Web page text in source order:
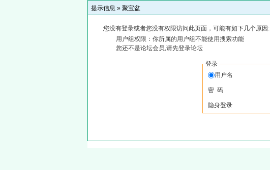
提示信息 » 聚宝盆
您没有登录或者您没有权限访问此页面，可能有如下几个原因:
用户组权限：你所属的用户组不能使用搜索功能
您还不是论坛会员,请先登录论坛
登录
用户名
密 码
隐身登录